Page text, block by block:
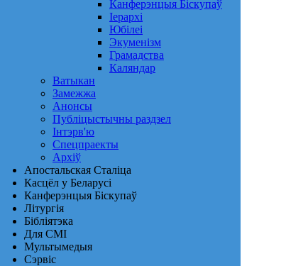
Канферэнцыя Біскупаў
Іерархі
Юбілеі
Экуменізм
Грамадства
Каляндар
Ватыкан
Замежжа
Анонсы
Публіцыстычны раздзел
Інтэрв'ю
Спецпраекты
Архіў
Апостальская Сталіца
Касцёл у Беларусі
Канферэнцыя Біскупаў
Літургія
Бібліятэка
Для СМІ
Мультымедыя
Сэрвіс